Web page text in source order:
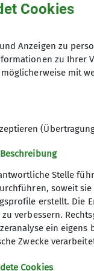
Cookies
Anzeigen zu
zu Ihrer
mit
Stelle
soweit
erstellt. Die
verbessern.
ein
Zwecke
Cookies